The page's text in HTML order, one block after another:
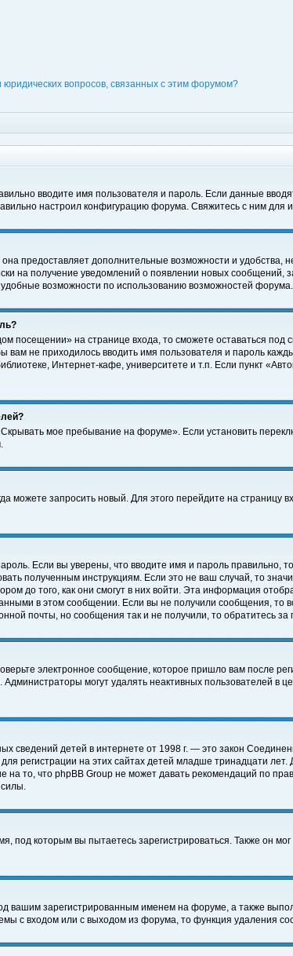
вопросов, связанных с этим форумом?
вводите имя пользователя и пароль. Если данные
настроил конфигурацию форума. Свяжитесь с ним для
предоставляет дополнительные возможности и
на получение уведомлений о появлении новых сообщений,
возможности по использованию возможностей
посещении» на странице входа, то сможете оставаться
вам не приходилось вводить имя пользователя и пароль
Интернет-кафе, университете и т.п. Если пункт
мое пребывание на форуме». Если установить
можете запросить новый. Для этого перейдите на
Если вы уверены, что вводите имя и пароль правильно,
полученным инструкциям. Если это не ваш случай, то
до того, как они смогут в них войти. Эта информация
в этом сообщении. Если вы не получили сообщения,
почты, но сообщения так и не получили, то обратитесь
электронное сообщение, которое пришло вам после
могут удалять неактивных пользователей в
сведений детей в интернете от 1998 г. — это закон
регистрации на этих сайтах детей младше тринадцати
то, что phpBB Group не может давать рекомендаций по
под которым вы пытаетесь зарегистрироваться. Также он
вашим зарегистрированным именем на форуме, а также
с входом или с выходом из форума, то функция удаления